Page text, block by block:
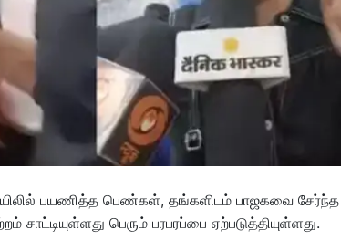
பயணித்த பெண்கள், தங்களிடம் பாஜகவை சேர்ந்த
பெரும் பரபரப்பை ஏற்படுத்தியுள்ளது.